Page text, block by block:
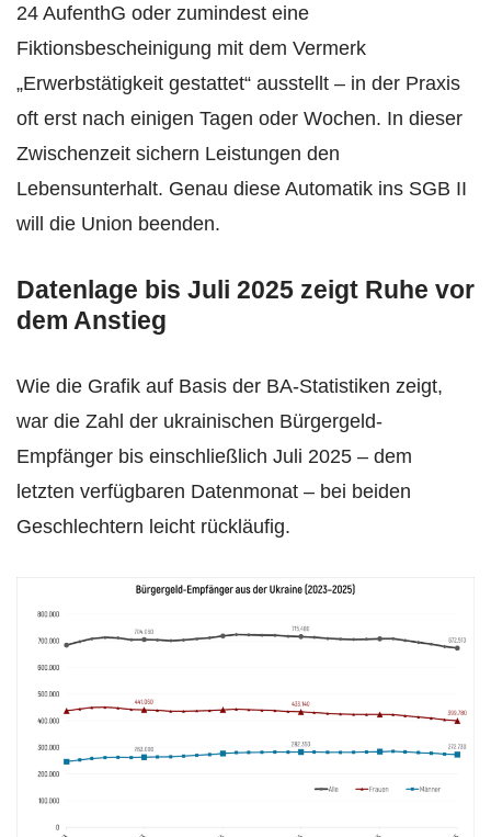
24 AufenthG oder zumindest eine
Fiktionsbescheinigung mit dem Vermerk
„Erwerbstätigkeit gestattet“ ausstellt – in der Praxis
oft erst nach einigen Tagen oder Wochen. In dieser
Zwischenzeit sichern Leistungen den
Lebensunterhalt. Genau diese Automatik ins SGB II
will die Union beenden.
Datenlage bis Juli 2025 zeigt Ruhe vor
dem Anstieg
Wie die Grafik auf Basis der BA-Statistiken zeigt,
war die Zahl der ukrainischen Bürgergeld-
Empfänger bis einschließlich Juli 2025 – dem
letzten verfügbaren Datenmonat – bei beiden
Geschlechtern leicht rückläufig.